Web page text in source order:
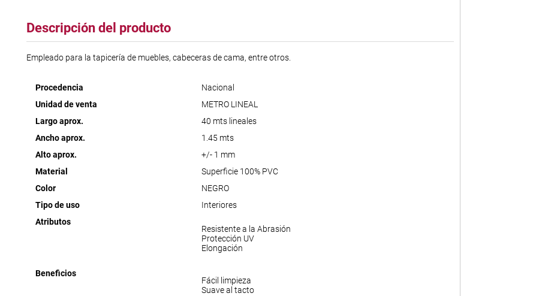
Descripción del producto
Empleado para la tapicería de muebles, cabeceras de cama, entre otros.
Procedencia
Nacional
Unidad de venta
METRO LINEAL
Largo aprox.
40 mts lineales
Ancho aprox.
1.45 mts
Alto aprox.
+/- 1 mm
Material
Superficie 100% PVC
Color
NEGRO
Tipo de uso
Interiores
Atributos
Resistente a la Abrasión
Protección UV
Elongación
Beneficios
Fácil limpieza
Suave al tacto